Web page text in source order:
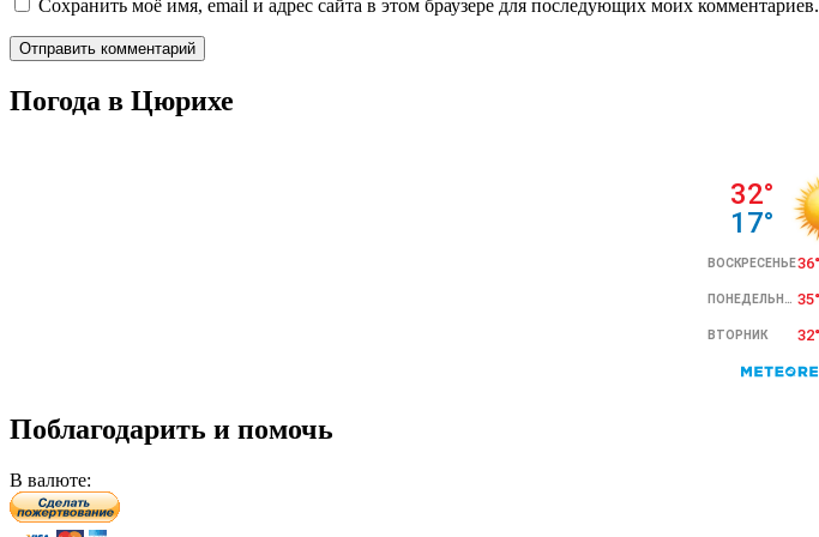
Сохранить моё имя, email и адрес сайта в этом браузере для последующих моих комментариев.
Погода в Цюрихе
Поблагодарить и помочь
В валюте: